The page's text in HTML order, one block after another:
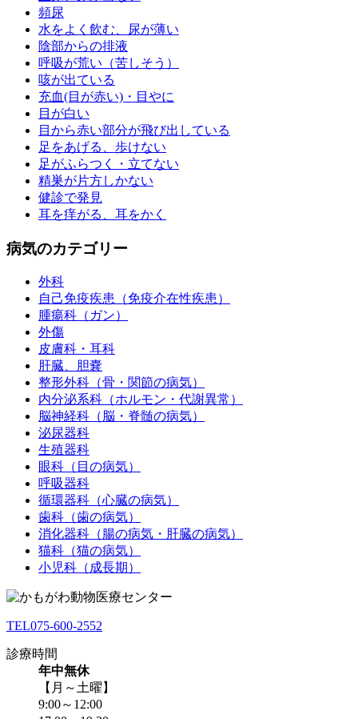
頻尿
水をよく飲む、尿が薄い
陰部からの排液
呼吸が荒い（苦しそう）
咳が出ている
充血(目が赤い)・目やに
目が白い
目から赤い部分が飛び出している
足をあげる、歩けない
足がふらつく・立てない
精巣が片方しかない
健診で発見
耳を痒がる、耳をかく
病気のカテゴリー
外科
自己免疫疾患（免疫介在性疾患）
腫瘍科（ガン）
外傷
皮膚科・耳科
肝臓、胆嚢
整形外科（骨・関節の病気）
内分泌系科（ホルモン・代謝異常）
脳神経科（脳・脊髄の病気）
泌尿器科
生殖器科
眼科（目の病気）
呼吸器科
循環器科（心臓の病気）
歯科（歯の病気）
消化器科（腸の病気・肝臓の病気）
猫科（猫の病気）
小児科（成長期）
TEL075-600-2552
診療時間
年中無休
【月～土曜】
9:00～12:00